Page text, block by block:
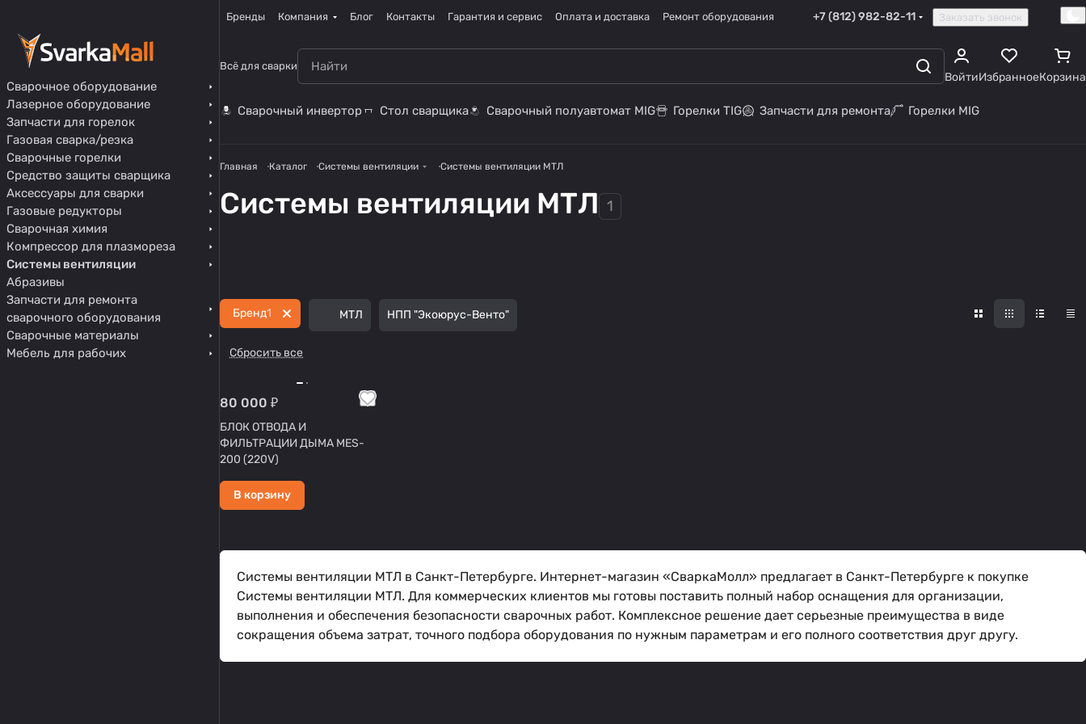
Бренды Компания Блог Контакты Гарантия и сервис Оплата и доставка Ремонт оборудования +7 (812) 982-82-11 Заказать звонок
Всё для сварки
ВойтиИзбранноеКорзина
Сварочный инвертор Стол сварщика Сварочный полуавтомат MIG Горелки TIG Запчасти для ремонта Горелки MIG
Главная Каталог Системы вентиляции Системы вентиляции МТЛ
Системы вентиляции МТЛ 1
лители
деревообработки
Вытяжные
устройства
Промышленные
вентиляторы
Пылеулавливающ
ие агрегаты
Системы удаления
выхлопных газов
Электростатическ
Бренд1 МТЛ НПП "Экоюрус-Венто"
Сбросить все
80 000 ₽
БЛОК ОТВОДА И
ФИЛЬТРАЦИИ ДЫМА MES-
200 (220V)
В корзину
Системы вентиляции МТЛ в Санкт-Петербурге. Интернет-магазин «СваркаМолл» предлагает в Санкт-Петербурге к покупке
Системы вентиляции МТЛ. Для коммерческих клиентов мы готовы поставить полный набор оснащения для организации,
выполнения и обеспечения безопасности сварочных работ. Комплексное решение дает серьезные преимущества в виде
сокращения объема затрат, точного подбора оборудования по нужным параметрам и его полного соответствия друг другу.
Сварочное оборудование
Лазерное оборудование
Запчасти для горелок
Газовая сварка/резка
Сварочные горелки
Средство защиты сварщика
Аксессуары для сварки
Газовые редукторы
Сварочная химия
Компрессор для плазмореза
Системы вентиляции
Абразивы
Запчасти для ремонта
сварочного оборудования
Сварочные материалы
Мебель для рабочих